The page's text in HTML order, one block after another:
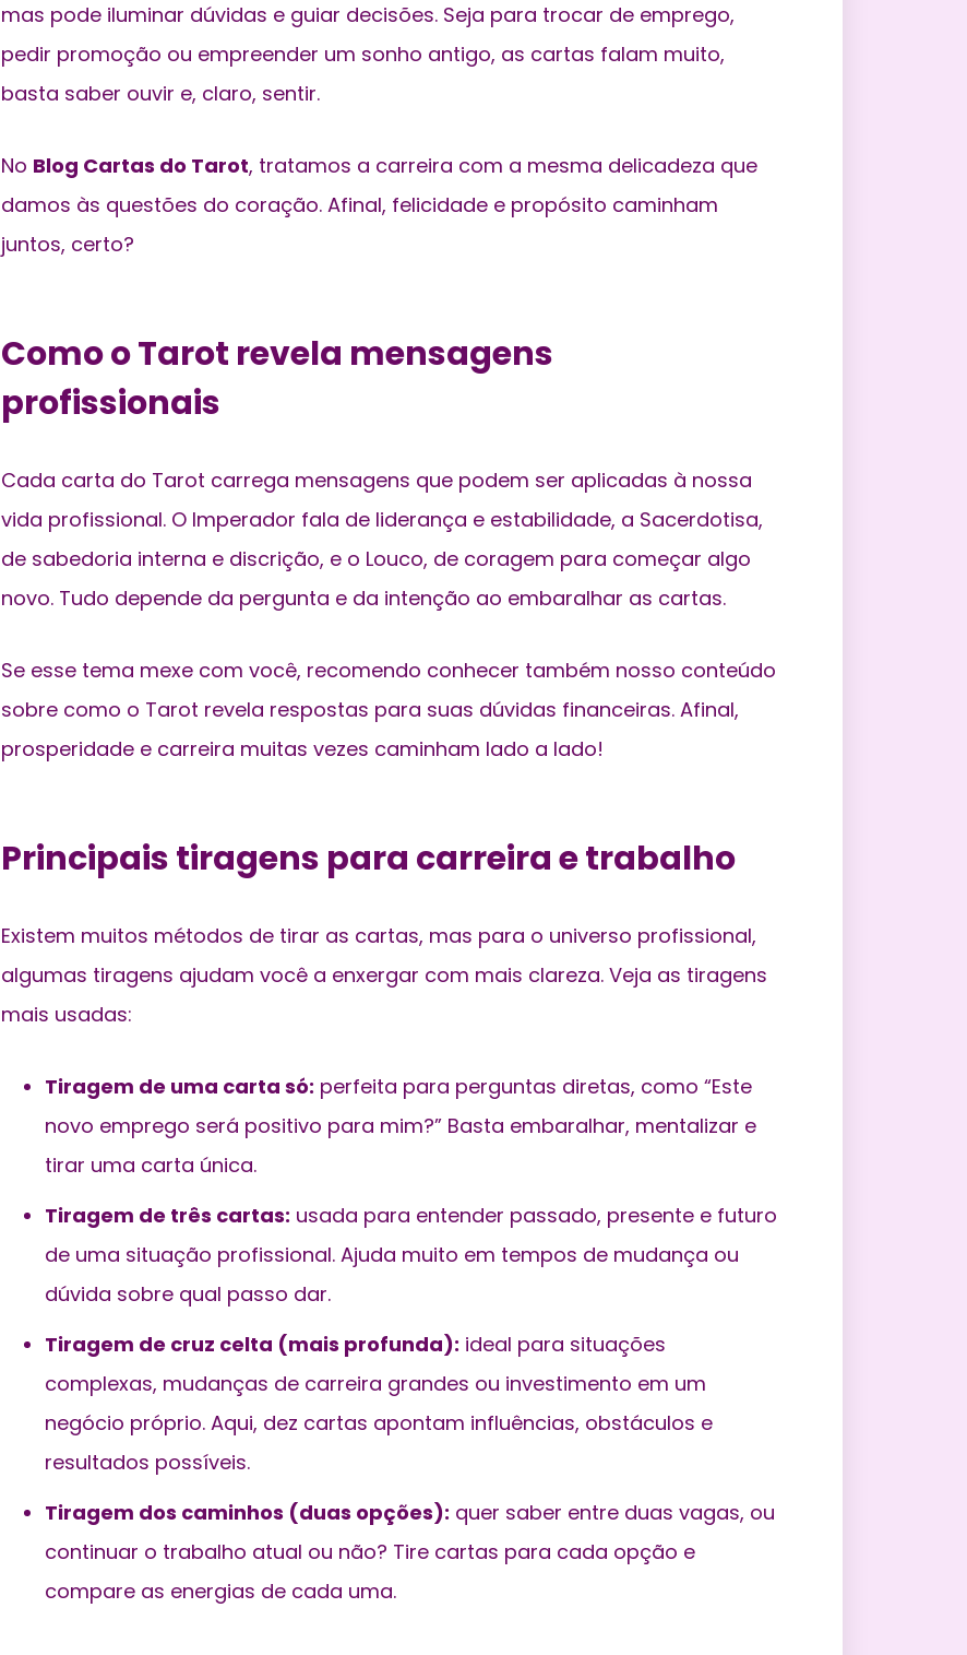
mas pode iluminar dúvidas e guiar decisões. Seja para trocar de emprego,
pedir promoção ou empreender um sonho antigo, as cartas falam muito,
basta saber ouvir e, claro, sentir.
No Blog Cartas do Tarot, tratamos a carreira com a mesma delicadeza que
damos às questões do coração. Afinal, felicidade e propósito caminham
juntos, certo?
Como o Tarot revela mensagens
profissionais
Cada carta do Tarot carrega mensagens que podem ser aplicadas à nossa
vida profissional. O Imperador fala de liderança e estabilidade, a Sacerdotisa,
de sabedoria interna e discrição, e o Louco, de coragem para começar algo
novo. Tudo depende da pergunta e da intenção ao embaralhar as cartas.
Se esse tema mexe com você, recomendo conhecer também nosso conteúdo
sobre como o Tarot revela respostas para suas dúvidas financeiras. Afinal,
prosperidade e carreira muitas vezes caminham lado a lado!
Principais tiragens para carreira e trabalho
Existem muitos métodos de tirar as cartas, mas para o universo profissional,
algumas tiragens ajudam você a enxergar com mais clareza. Veja as tiragens
mais usadas:
Tiragem de uma carta só: perfeita para perguntas diretas, como “Este
novo emprego será positivo para mim?” Basta embaralhar, mentalizar e
tirar uma carta única.
Tiragem de três cartas: usada para entender passado, presente e futuro
de uma situação profissional. Ajuda muito em tempos de mudança ou
dúvida sobre qual passo dar.
Tiragem de cruz celta (mais profunda): ideal para situações
complexas, mudanças de carreira grandes ou investimento em um
negócio próprio. Aqui, dez cartas apontam influências, obstáculos e
resultados possíveis.
Tiragem dos caminhos (duas opções): quer saber entre duas vagas, ou
continuar o trabalho atual ou não? Tire cartas para cada opção e
compare as energias de cada uma.